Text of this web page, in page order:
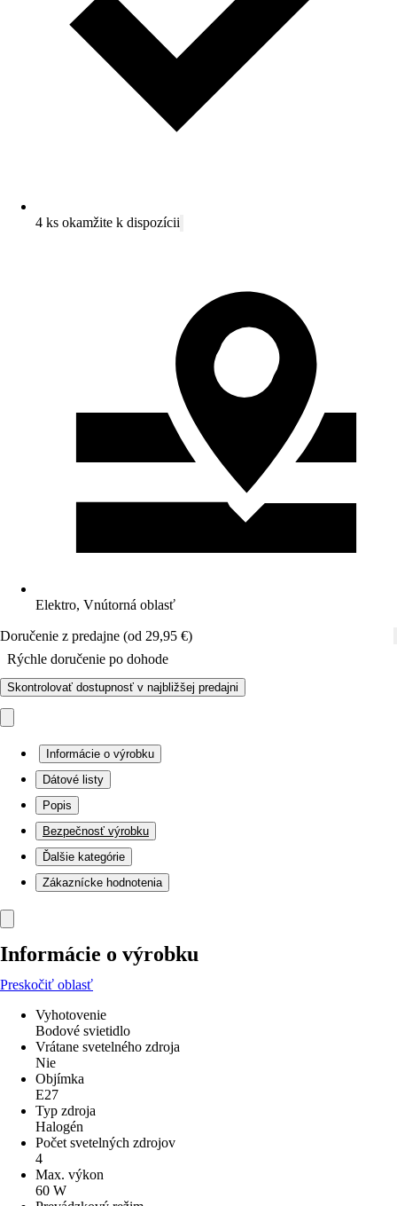
4 ks okamžite k dispozícii
Elektro, Vnútorná oblasť
Doručenie z predajne (od 29,95 €)
Rýchle doručenie po dohode
Skontrolovať dostupnosť v najbližšej predajni
Informácie o výrobku
Dátové listy
Popis
Bezpečnosť výrobku
Ďalšie kategórie
Zákaznícke hodnotenia
Informácie o výrobku
Preskočiť oblasť
Vyhotovenie
Bodové svietidlo
Vrátane svetelného zdroja
Nie
Objímka
E27
Typ zdroja
Halogén
Počet svetelných zdrojov
4
Max. výkon
60 W